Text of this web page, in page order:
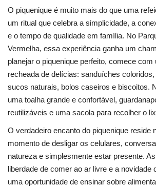
O piquenique é muito mais do que uma
um ritual que celebra a simplicidade, a
e o tempo de qualidade em família. No
Vermelha, essa experiência ganha um
planejar o piquenique perfeito, comece com
recheada de delícias: sanduíches
sucos naturais, bolos caseiros e biscoitos.
uma toalha grande e confortável,
reutilizáveis e uma sacola para recolher o
O verdadeiro encanto do piquenique reside
momento de desligar os celulares,
natureza e simplesmente estar presente.
liberdade de comer ao ar livre e a novidade
uma oportunidade de ensinar sobre